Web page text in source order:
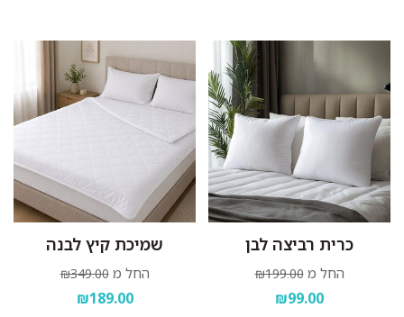
כרית רביצה לבן
החל מ ₪199.00
₪99.00
שמיכת קיץ לבנה
החל מ ₪349.00
₪189.00